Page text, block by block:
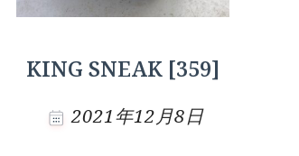
KING SNEAK [359]
2021年12月8日